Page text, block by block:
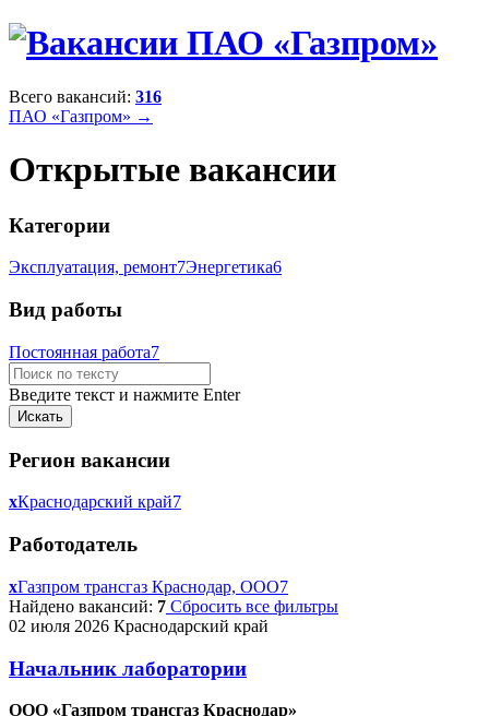
Всего вакансий: 316
ПАО «Газпром» →
Открытые вакансии
Категории
Эксплуатация, ремонт7Энергетика6
Вид работы
Постоянная работа7
Введите текст и нажмите Enter
Регион вакансии
xКраснодарский край7
Работодатель
xГазпром трансгаз Краснодар, ООО7
Найдено вакансий: 7 Сбросить все фильтры
02 июля 2026 Краснодарский край
Начальник лаборатории
ООО «Газпром трансгаз Краснодар»